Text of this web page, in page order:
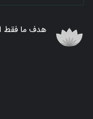
هدف ما فقط